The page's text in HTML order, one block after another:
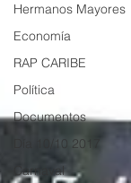
Hermanos Mayores
Economía
RAP CARIBE
Política
Documentos
Día 10/10 2017
Carnaval